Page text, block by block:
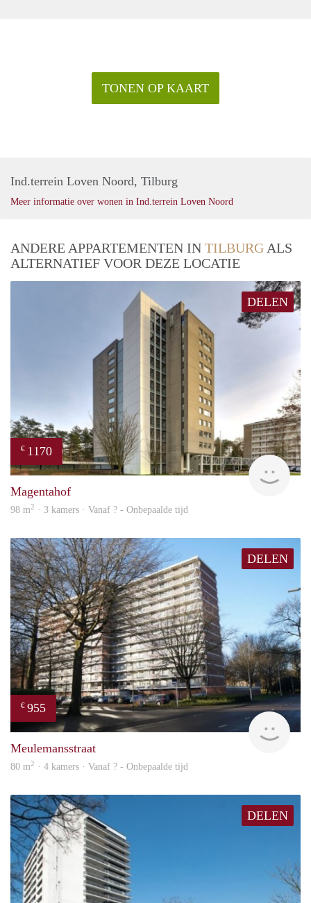
TONEN OP KAART
Ind.terrein Loven Noord, Tilburg
Meer informatie over wonen in Ind.terrein Loven Noord
ANDERE APPARTEMENTEN IN TILBURG ALS
ALTERNATIEF VOOR DEZE LOCATIE
DELEN
€ 1170
Magentahof
98 m2 · 3 kamers · Vanaf ? - Onbepaalde tijd
DELEN
€ 955
Meulemansstraat
80 m2 · 4 kamers · Vanaf ? - Onbepaalde tijd
DELEN